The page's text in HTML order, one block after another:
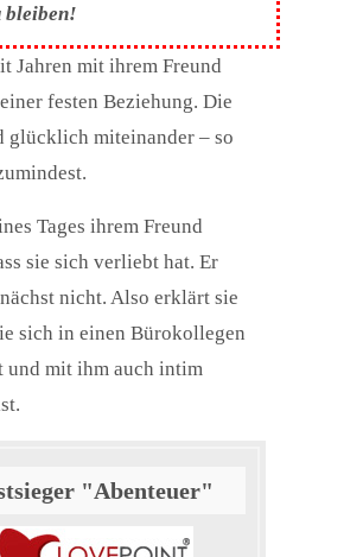
bleiben!
Jahren mit ihrem Freund
festen Beziehung. Die
glücklich miteinander – so
Tages ihrem Freund
sie sich verliebt hat. Er
nicht. Also erklärt sie
sich in einen Bürokollegen
und mit ihm auch intim
"Abenteuer"